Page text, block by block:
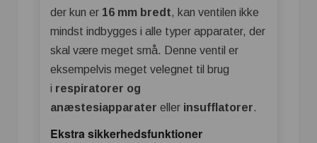
der kun er 16 mm bredt, kan ventilen ikke
mindst indbygges i alle typer apparater, der
skal være meget små. Denne ventil er
eksempelvis meget velegnet til brug
i respiratorer og
anæstesiapparater eller insufflatorer.
Ekstra sikkerhedsfunktioner